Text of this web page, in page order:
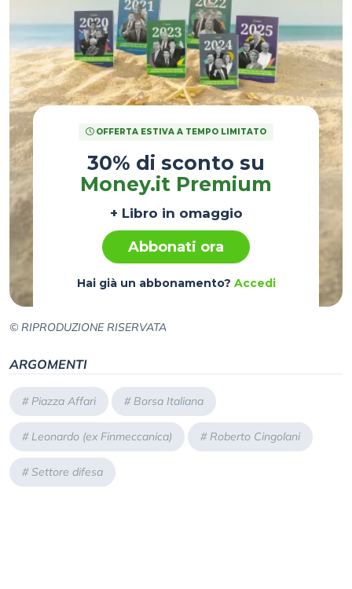
OFFERTA ESTIVA A TEMPO LIMITATO
30% di sconto su
Money.it Premium
+ Libro in omaggio
Abbonati ora
Hai già un abbonamento? Accedi
© RIPRODUZIONE RISERVATA
ARGOMENTI
# Piazza Affari # Borsa Italiana
# Leonardo (ex Finmeccanica) # Roberto Cingolani
# Settore difesa